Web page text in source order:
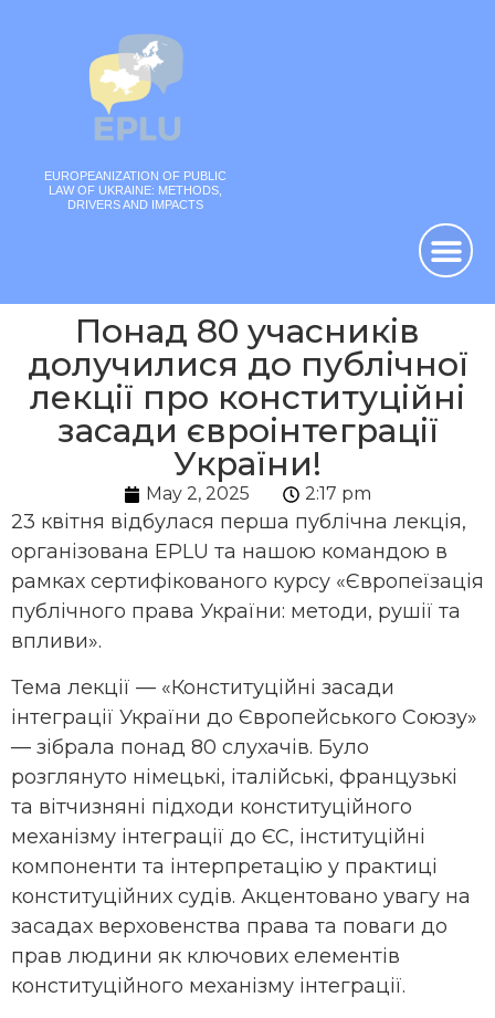
EUROPEANIZATION OF PUBLIC
LAW OF UKRAINE: METHODS,
DRIVERS AND IMPACTS
Понад 80 учасників
долучилися до публічної
лекції про конституційні
засади євроінтеграції
України!
May 2, 2025 2:17 pm
23 квітня відбулася перша публічна лекція,
організована EPLU та нашою командою в
рамках сертифікованого курсу «Європеїзація
публічного права України: методи, рушії та
впливи».
Тема лекції — «Конституційні засади
інтеграції України до Європейського Союзу»
— зібрала понад 80 слухачів. Було
розглянуто німецькі, італійські, французькі
та вітчизняні підходи конституційного
механізму інтеграції до ЄС, інституційні
компоненти та інтерпретацію у практиці
конституційних судів. Акцентовано увагу на
засадах верховенства права та поваги до
прав людини як ключових елементів
конституційного механізму інтеграції.